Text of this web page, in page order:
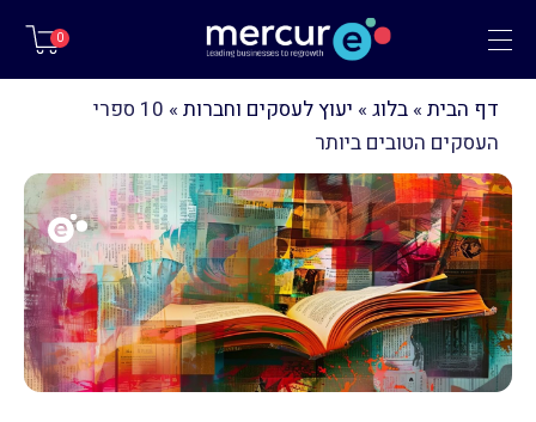
תפריט 0
דף הבית » בלוג » יעוץ לעסקים וחברות »
10 ספרי
העסקים הטובים ביותר